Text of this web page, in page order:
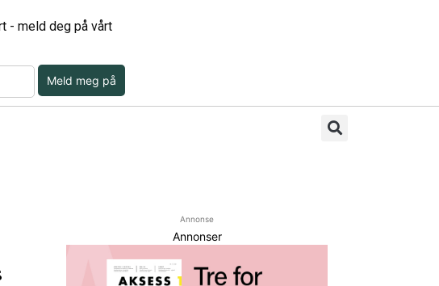
- meld deg på vårt
Meld meg på
Annonse
Annonser